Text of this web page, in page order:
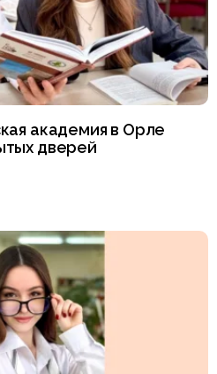
академия в Орле
дверей